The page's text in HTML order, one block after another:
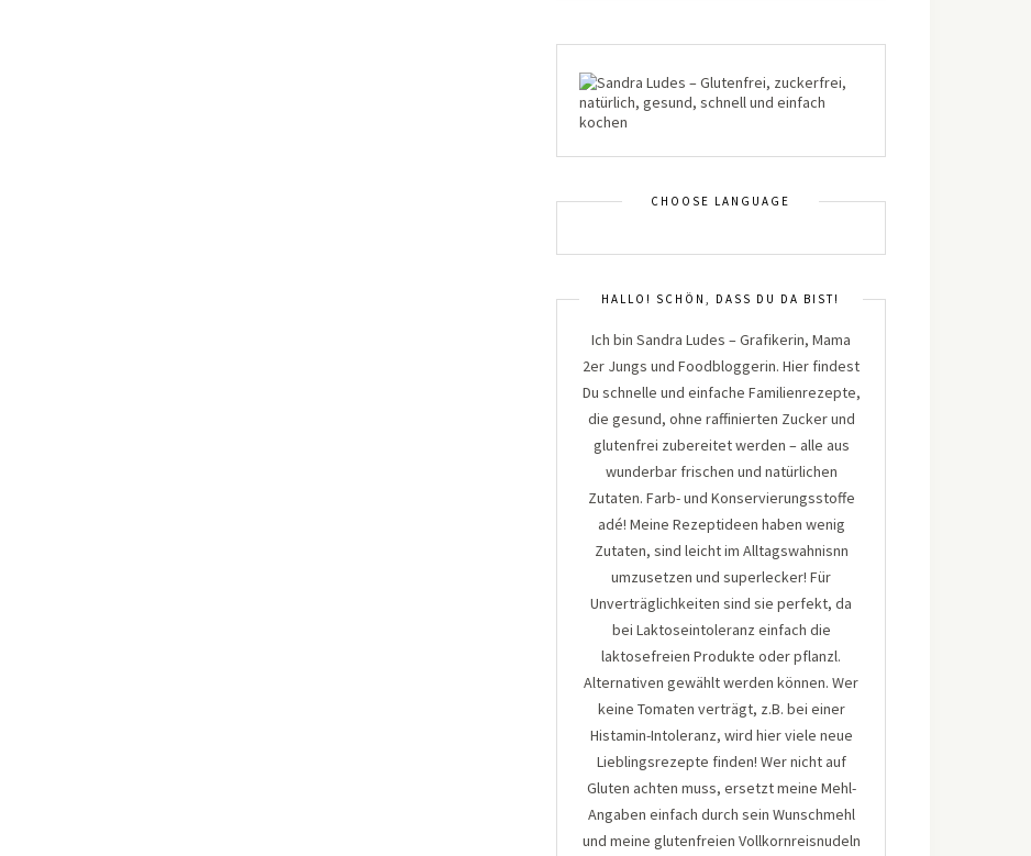
CHOOSE LANGUAGE
HALLO! SCHÖN, DASS DU DA BIST!
Ich bin Sandra Ludes – Grafikerin, Mama
2er Jungs und Foodbloggerin. Hier findest
Du schnelle und einfache Familienrezepte,
die gesund, ohne raffinierten Zucker und
glutenfrei zubereitet werden – alle aus
wunderbar frischen und natürlichen
Zutaten. Farb- und Konservierungsstoffe
adé! Meine Rezeptideen haben wenig
Zutaten, sind leicht im Alltagswahnisnn
umzusetzen und superlecker! Für
Unverträglichkeiten sind sie perfekt, da
bei Laktoseintoleranz einfach die
laktosefreien Produkte oder pflanzl.
Alternativen gewählt werden können. Wer
keine Tomaten verträgt, z.B. bei einer
Histamin-Intoleranz, wird hier viele neue
Lieblingsrezepte finden! Wer nicht auf
Gluten achten muss, ersetzt meine Mehl-
Angaben einfach durch sein Wunschmehl
und meine glutenfreien Vollkornreisnudeln